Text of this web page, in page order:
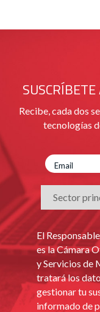
Recibe, cada dos
tecnologías
El
es la Cámara
y Servicios de
tratará los
gestionar tu
informado de